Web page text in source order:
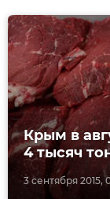
3 сентября 2015,
Крым в
4 тысяч